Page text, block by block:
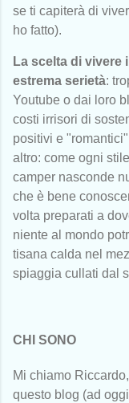
se ti capiterà di
ho fatto).
La scelta di vivere
estrema serietà:
Youtube o dai loro
costi irrisori di
positivi e
altro: come ogni
camper nasconde
che è bene
volta preparati a
niente al mondo
tisana calda nel
spiaggia cullati dal
CHI SONO
Mi chiamo
questo blog (ad